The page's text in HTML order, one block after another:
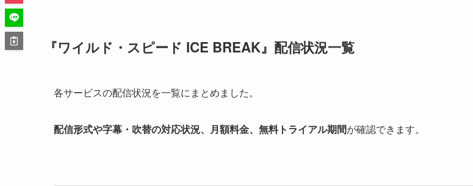
『ワイルド・スピード ICE BREAK』配信状況一覧
各サービスの配信状況を一覧にまとめました。
配信形式や字幕・吹替の対応状況、月額料金、無料トライアル期間が確認できます。